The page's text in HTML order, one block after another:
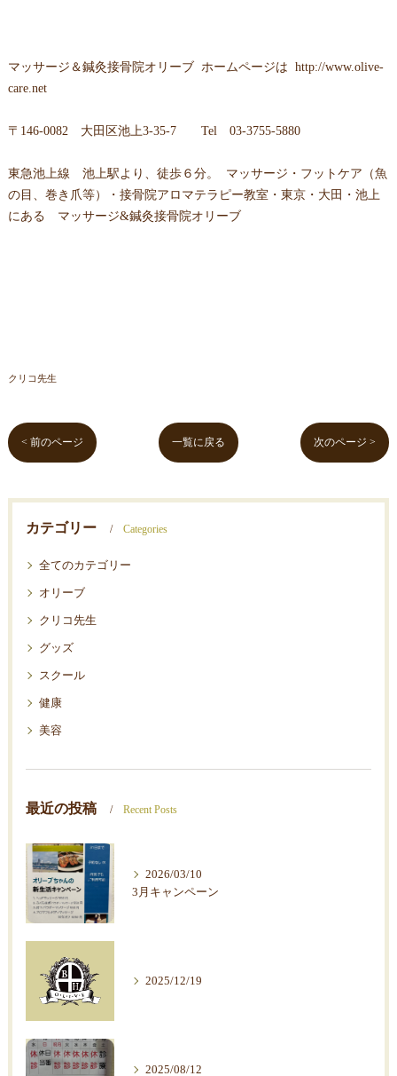
マッサージ＆鍼灸接骨院オリーブ ホームページは http://www.olive-
care.net
〒 146-0082 大田区池上3-35-7Tel 03-3755-5880
東急池上線 池上駅より、徒歩６分。 マッサージ・フットケア（魚
の目、巻き爪等）・接骨院アロマテラピー教室・東京・大田・池上
にある マッサージ&鍼灸接骨院オリーブ
クリコ先生
< 前のページ 一覧に戻る 次のページ >
カテゴリー Categories
全てのカテゴリー
オリーブ
クリコ先生
グッズ
スクール
健康
美容
最近の投稿 Recent Posts
2026/03/10
3月キャンペーン
2025/12/19
2025/08/12